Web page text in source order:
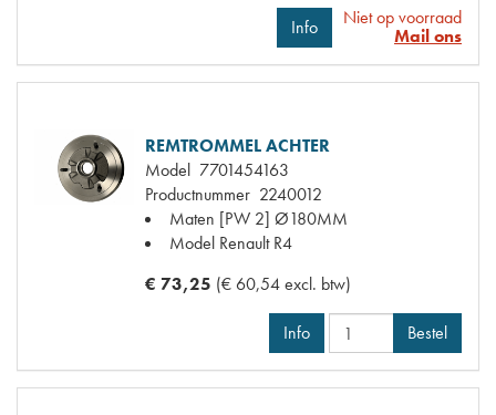
Info
Niet op voorraad
Mail ons
REMTROMMEL ACHTER
Model 7701454163
Productnummer 2240012
Maten [PW 2] Ø180MM
Model Renault R4
€ 73,25 (€ 60,54 excl. btw)
Info Bestel